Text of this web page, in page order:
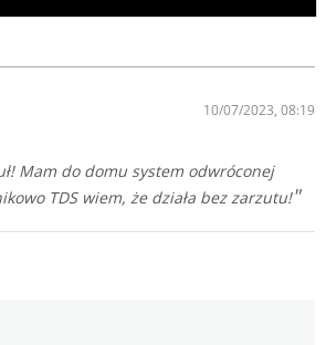
10/07/2023, 08:19
Mam do domu system odwróconej
TDS wiem, że działa bez zarzutu!